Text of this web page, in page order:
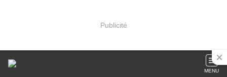
Publicité
MENU